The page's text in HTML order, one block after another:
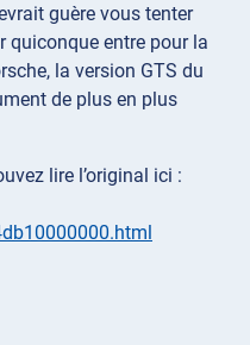
guère vous tenter
quiconque entre pour la
la version GTS du
de plus en plus
lire l’original ici :